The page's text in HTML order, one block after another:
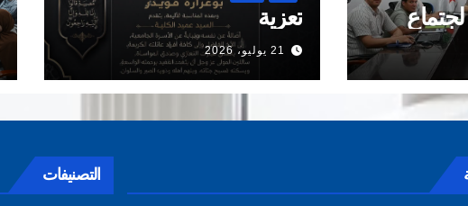
تعزية
21 يوليو، 2026
التصنيفات